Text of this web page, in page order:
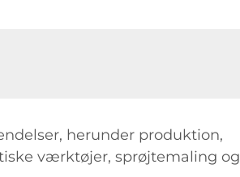
herunder produktion,
værktøjer, sprøjtemaling og